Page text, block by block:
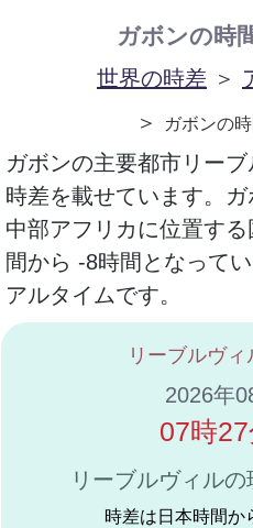
ガボンの時
世界の時差 ＞
＞
ガボンの
ガボンの主要都市リー
時差を載せています。
中部アフリカに位置す
間から -8時間となって
アルタイムです。
リーブルヴ
2026年
07時
リーブルヴィルの
時差は日本時間か